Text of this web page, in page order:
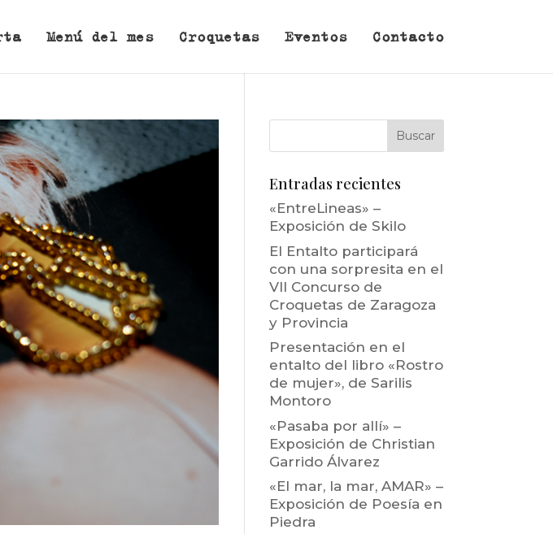
Menú del mes Croquetas Eventos Contacto
Entradas recientes
«EntreLineas» –
Exposición de Skilo
El Entalto participará
con una sorpresita en el
VII Concurso de
Croquetas de Zaragoza
y Provincia
Presentación en el
entalto del libro «Rostro
de mujer», de Sarilis
Montoro
«Pasaba por allí» –
Exposición de Christian
Garrido Álvarez
«El mar, la mar, AMAR» –
Exposición de Poesía en
Piedra